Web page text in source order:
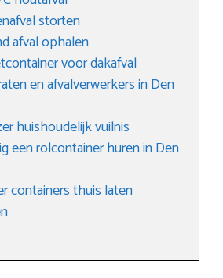
storten
afval ophalen
voor dakafval
en afvalverwerkers in Den
huishoudelijk vuilnis
een rolcontainer huren in Den
containers thuis laten